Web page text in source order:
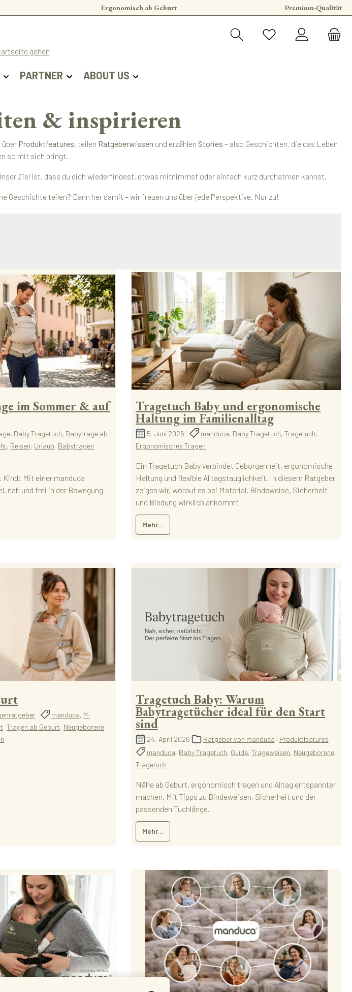
Ergonomisch ab Geburt Premium-Qualität
PARTNER ABOUT US
& inspirieren
über Produktfeatures, teilen Ratgeberwissen und erzählen Stories – also Geschichten, die das Leben
so mit sich bringt.
Ziel ist, dass du dich wiederfindest, etwas mitnimmst oder einfach kurz durchatmen kannst.
Geschichte teilen? Dann her damit – wir freuen uns über jede Perspektive. Nur zu!
im Sommer & auf
, Baby Tragetuch, Babytrage ab
, Reisen, Urlaub, Babytragen
Kind: Mit einer manduca
nah und frei in der Bewegung
Tragetuch Baby und ergonomische
Haltung im Familienalltag
5. Juni 2026 manduca, Baby Tragetuch, Tragetuch,
Ergonomisches Tragen
Ein Tragetuch Baby verbindet Geborgenheit, ergonomische
Haltung und flexible Alltagstauglichkeit. In diesem Ratgeber
zeigen wir, worauf es bei Material, Bindeweise, Sicherheit
und Bindung wirklich ankommt
Mehr...
manduca, M-
, Tragen ab Geburt, Neugeborene
Tragetuch Baby: Warum
Babytragetücher ideal für den Start
sind
24. April 2026 Ratgeber von manduca | Produktfeatures
manduca, Baby Tragetuch, Guide,Trageweisen, Neugeborene,
Tragetuch
Nähe ab Geburt, ergonomisch tragen und Alltag entspannter
machen. Mit Tipps zu Bindeweisen, Sicherheit und der
passenden Tuchlänge.
Mehr...